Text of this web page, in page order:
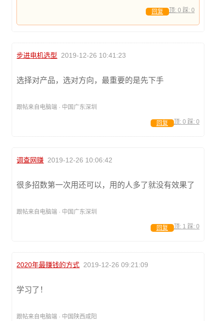
顶: 0 踩: 0
回复
步进电机选型 2019-12-26 10:41:23
选择对产品，选对方向，最重要的是先下手
跟帖来自电脑端 · 中国广东深圳
顶: 0 踩: 0
回复
调查网赚 2019-12-26 10:06:42
很多招数第一次用还可以，用的人多了就没有效果了
跟帖来自电脑端 · 中国广东深圳
顶: 1 踩: 0
回复
2020年最赚钱的方式 2019-12-26 09:21:09
学习了！
跟帖来自电脑端 · 中国陕西咸阳